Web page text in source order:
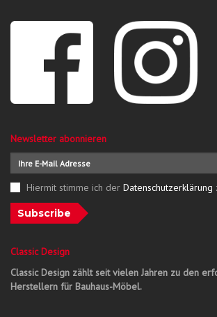
Newsletter abonnieren
Hiermit stimme ich der Datenschutzerklärung
Subscribe
Classic Design
Classic Design zählt seit vielen Jahren zu den
Herstellern für Bauhaus-Möbel.